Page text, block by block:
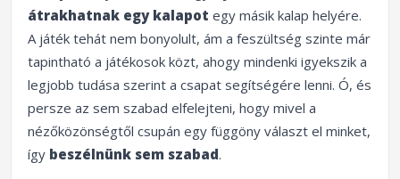
átrakhatnak egy kalapot egy másik kalap helyére.
A játék tehát nem bonyolult, ám a feszültség szinte már
tapintható a játékosok közt, ahogy mindenki igyekszik a
legjobb tudása szerint a csapat segítségére lenni. Ó, és
persze az sem szabad elfelejteni, hogy mivel a
nézőközönségtől csupán egy függöny választ el minket,
így beszélnünk sem szabad.